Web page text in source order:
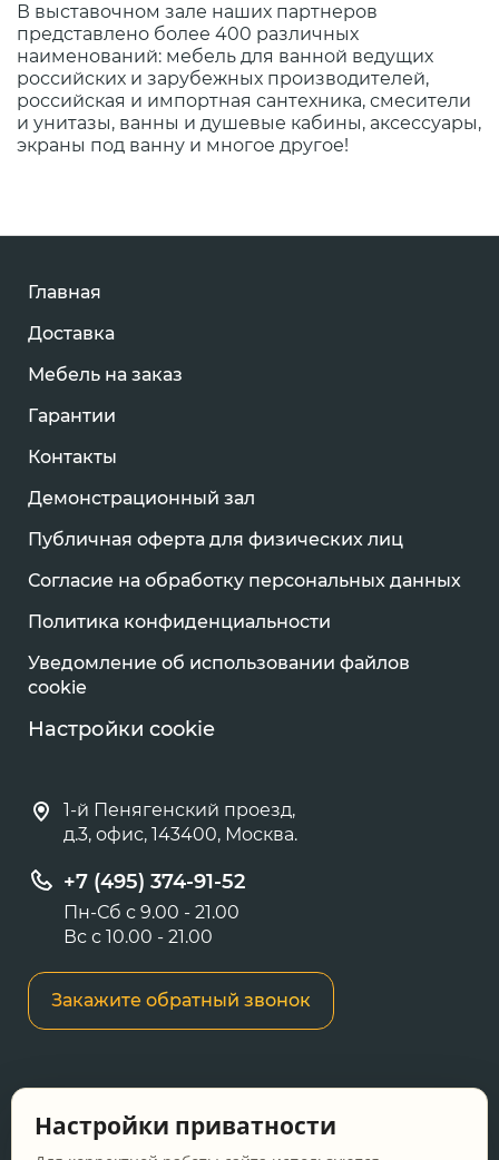
В выставочном зале наших партнеров
представлено более 400 различных
наименований: мебель для ванной ведущих
российских и зарубежных производителей,
российская и импортная сантехника, смесители
и унитазы, ванны и душевые кабины, аксессуары,
экраны под ванну и многое другое!
Главная
Доставка
Мебель на заказ
Гарантии
Контакты
Демонстрационный зал
Публичная оферта для физических лиц
Согласие на обработку персональных данных
Политика конфиденциальности
Уведомление об использовании файлов
cookie
Настройки cookie
1-й Пенягенский проезд,
д.3, офис, 143400, Москва.
+7 (495) 374-91-52
Пн-Сб с 9.00 - 21.00
Вс с 10.00 - 21.00
Закажите обратный звонок
сайте носит информационный характер и не
Настройки приватности